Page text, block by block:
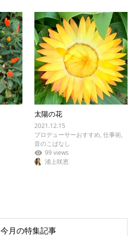
太陽の花
2021.12.15
プロデューサーおすすめ,仕事術,
音のこばなし
99 views
浦上咲恵
今月の特集記事